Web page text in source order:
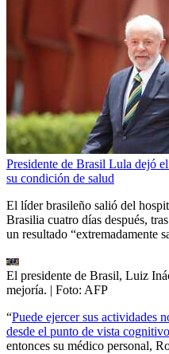
Presidente de Brasil Lula dejó
su condición de salud
El líder brasileño salió del
Brasilia cuatro días después,
un resultado “extremadamente
El presidente de Brasil, Luiz
mejoría. | Foto: AFP
“Puede ejercer sus actividades
desde el punto de vista
entonces su médico personal,